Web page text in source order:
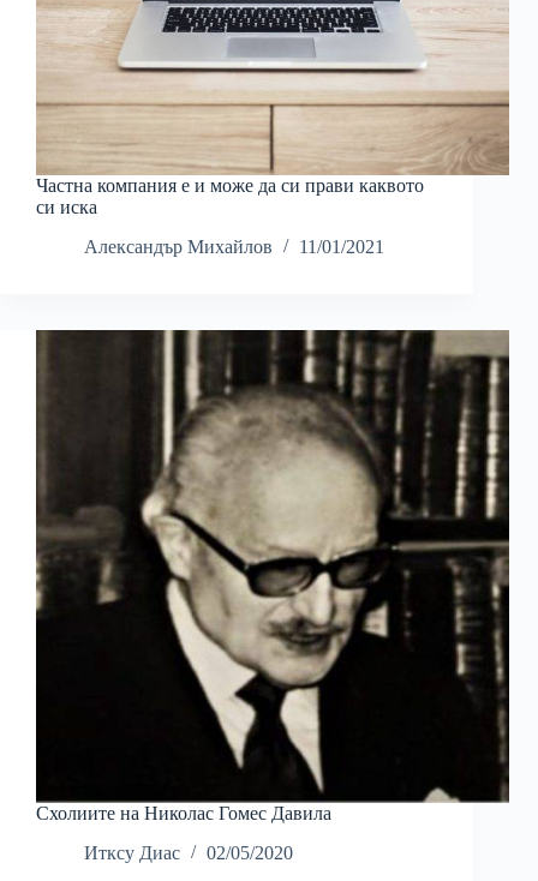
Частна компания е и може да си прави каквото
си иска
Александър Михайлов
11/01/2021
Схолиите на Николас Гомес Давила
Итксу Диас
02/05/2020